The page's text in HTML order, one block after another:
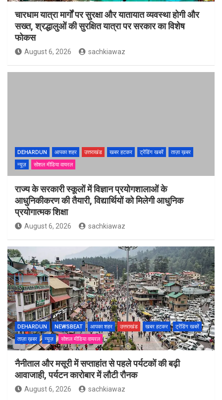
चारधाम यात्रा मार्गों पर सुरक्षा और यातायात व्यवस्था होगी और
सख्त, श्रद्धालुओं की सुरक्षित यात्रा पर सरकार का विशेष
फोकस
August 6, 2026 sachkiawaz
DEHARDUN आपका शहर उत्तराखंड खबर हटकर ट्रेंडिंग खबरें
ताज़ा ख़बर
न्यूज़
सोशल मीडिया वायरल
राज्य के सरकारी स्कूलों में विज्ञान प्रयोगशालाओं के
आधुनिकीकरण की तैयारी, विद्यार्थियों को मिलेगी आधुनिक
प्रयोगात्मक शिक्षा
August 6, 2026 sachkiawaz
DEHARDUN NEWSBEAT आपका शहर उत्तराखंड खबर हटकर
ट्रेंडिंग खबरें
ताज़ा ख़बर
न्यूज़ सोशल मीडिया वायरल
नैनीताल और मसूरी में सप्ताहांत से पहले पर्यटकों की बढ़ी
आवाजाही, पर्यटन कारोबार में लौटी रौनक
August 6, 2026 sachkiawaz